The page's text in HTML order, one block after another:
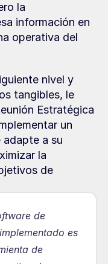
la
información en
operativa del
nivel y
tangibles, le
Estratégica
un
a su
la
de
de
es
de